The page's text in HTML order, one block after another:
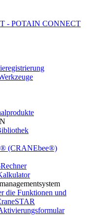
- POTAIN CONNECT
(CRANEbee®)
die Funktionen und